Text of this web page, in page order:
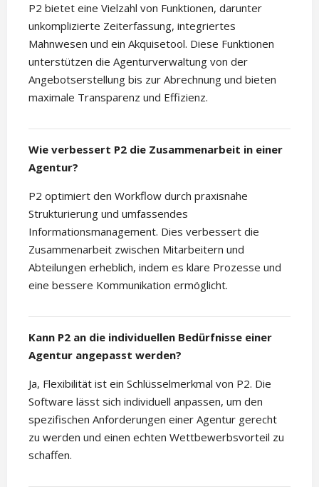
P2 bietet eine Vielzahl von Funktionen, darunter
unkomplizierte Zeiterfassung, integriertes
Mahnwesen und ein Akquisetool. Diese Funktionen
unterstützen die Agenturverwaltung von der
Angebotserstellung bis zur Abrechnung und bieten
maximale Transparenz und Effizienz.
Wie verbessert P2 die Zusammenarbeit in einer
Agentur?
P2 optimiert den Workflow durch praxisnahe
Strukturierung und umfassendes
Informationsmanagement. Dies verbessert die
Zusammenarbeit zwischen Mitarbeitern und
Abteilungen erheblich, indem es klare Prozesse und
eine bessere Kommunikation ermöglicht.
Kann P2 an die individuellen Bedürfnisse einer
Agentur angepasst werden?
Ja, Flexibilität ist ein Schlüsselmerkmal von P2. Die
Software lässt sich individuell anpassen, um den
spezifischen Anforderungen einer Agentur gerecht
zu werden und einen echten Wettbewerbsvorteil zu
schaffen.